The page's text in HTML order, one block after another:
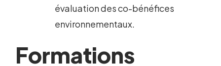
évaluation des co-bénéfices
environnementaux.
Formations